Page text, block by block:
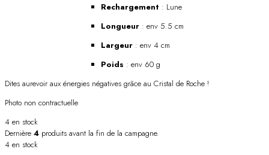
Rechargement : Lune
Longueur : env 5.5 cm
Largeur : env 4 cm
Poids : env 60 g
Dites aurevoir aux énergies négatives grâce au Cristal de Roche !
Photo non contractuelle
4 en stock
Dernière 4 produits avant la fin de la campagne.
4 en stock